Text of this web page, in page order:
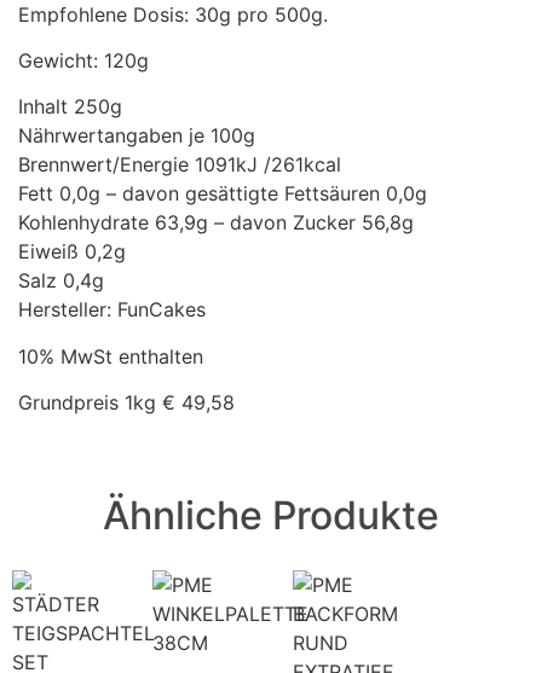
Empfohlene Dosis: 30g pro 500g.
Gewicht: 120g
Inhalt 250g
Nährwertangaben je 100g
Brennwert/Energie 1091kJ /261kcal
Fett 0,0g – davon gesättigte Fettsäuren 0,0g
Kohlenhydrate 63,9g – davon Zucker 56,8g
Eiweiß 0,2g
Salz 0,4g
Hersteller: FunCakes
10% MwSt enthalten
Grundpreis 1kg € 49,58
Ähnliche Produkte